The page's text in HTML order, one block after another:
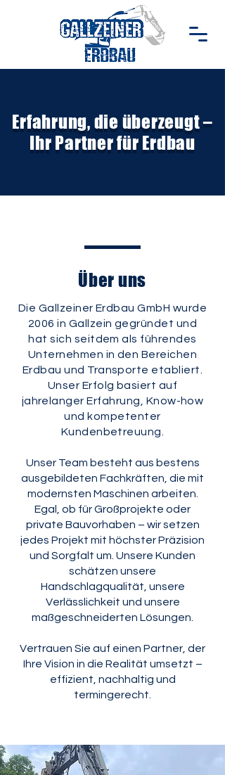
Erfahrung, die überzeugt –
Ihr Partner für Erdbau
Über uns
Die Gallzeiner Erdbau GmbH wurde
2006 in Gallzein gegründet und
hat sich seitdem als führendes
Unternehmen in den Bereichen
Erdbau und Transporte etabliert.
Unser Erfolg basiert auf
jahrelanger Erfahrung, Know-how
und kompetenter
Kundenbetreuung.
Unser Team besteht aus bestens
ausgebildeten Fachkräften, die mit
modernsten Maschinen arbeiten.
Egal, ob für Großprojekte oder
private Bauvorhaben – wir setzen
jedes Projekt mit höchster Präzision
und Sorgfalt um. Unsere Kunden
schätzen unsere
Handschlagqualität, unsere
Verlässlichkeit und unsere
maßgeschneiderten Lösungen.
Vertrauen Sie auf einen Partner, der
Ihre Vision in die Realität umsetzt –
effizient, nachhaltig und
termingerecht.